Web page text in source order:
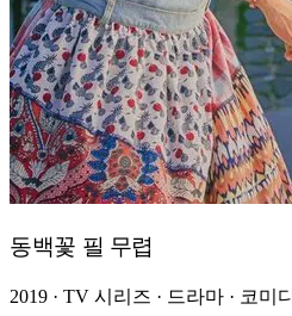
동백꽃 필 무렵
2019 · TV 시리즈 · 드라마 · 코미디